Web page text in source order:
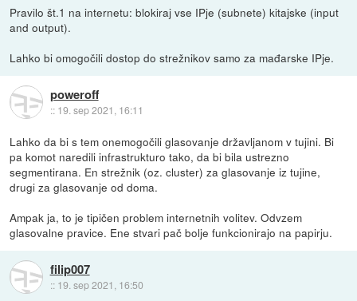
Pravilo št.1 na internetu: blokiraj vse IPje (subnete) kitajske (input
and output).
Lahko bi omogočili dostop do strežnikov samo za mađarske IPje.
poweroff
:: 19. sep 2021, 16:11
Lahko da bi s tem onemogočili glasovanje državljanom v tujini. Bi
pa komot naredili infrastrukturo tako, da bi bila ustrezno
segmentirana. En strežnik (oz. cluster) za glasovanje iz tujine,
drugi za glasovanje od doma.
Ampak ja, to je tipičen problem internetnih volitev. Odvzem
glasovalne pravice. Ene stvari pač bolje funkcionirajo na papirju.
filip007
:: 19. sep 2021, 16:50